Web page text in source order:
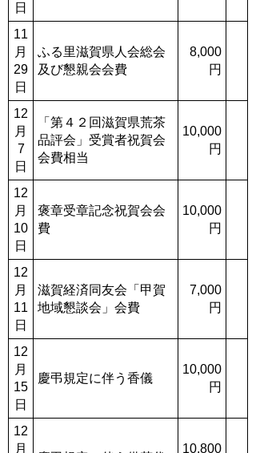
日
11
月
29
日
ふる里滋賀県人会総会
及び懇親会会費
8,000
円
12
月
7
日
「第４２回滋賀県荒茶
品評会」受賞者祝賀会
会費相当
10,000
円
12
月
10
日
褒章受章記念祝賀会会
費
10,000
円
12
月
11
日
滋賀経済同友会「甲賀
地域懇談会」会費
7,000
円
12
月
15
日
慶弔規定に伴う香儀
10,000
円
12
月
10,800